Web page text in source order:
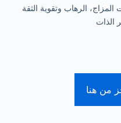
المزاج، الرهاب وتقوية الثقة
الذات
من هنا